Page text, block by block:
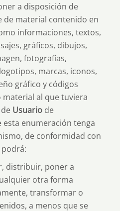
a disposición de
de material contenido en
informaciones, textos,
gráficos, dibujos,
fotografías,
marcas, iconos,
gráfico y códigos
al que tuviera
Usuario de
esta enumeración tenga
de conformidad con
distribuir, poner a
otra forma
transformar o
a menos que se